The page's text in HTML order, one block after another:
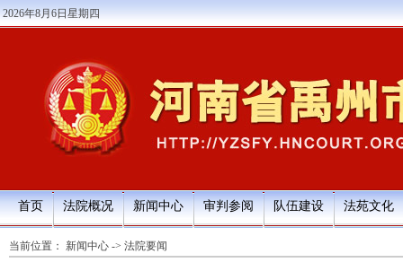
2026年8月6日星期四
首页 法院概况 新闻中心 审判参阅 队伍建设 法苑文化
当前位置： 新闻中心 -> 法院要闻